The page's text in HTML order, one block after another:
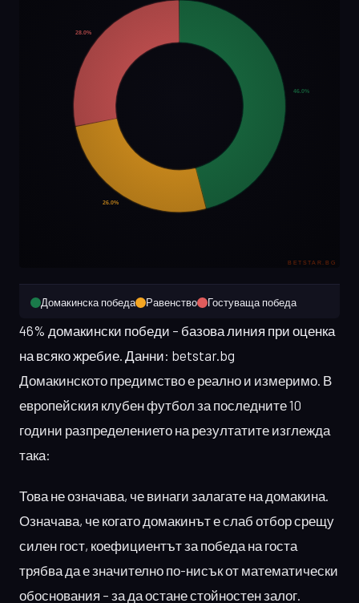
Домакинска победа Равенство Гостуваща победа
46% домакински победи – базова линия при оценка
на всяко жребие. Данни: betstar.bg
Домакинското предимство е реално и измеримо. В
европейския клубен футбол за последните 10
години разпределението на резултатите изглежда
така:
Това не означава, че винаги залагате на домакина.
Означава, че когато домакинът е слаб отбор срещу
силен гост, коефициентът за победа на госта
трябва да е значително по-нисък от математически
обоснования – за да остане стойностен залог.